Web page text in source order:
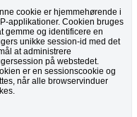
cookie er hjemmehørende i
applikationer. Cookien bruges
gemme og identificere en
unikke session-id med det
at administrere
på webstedet.
er en sessionscookie og
når alle browservinduer